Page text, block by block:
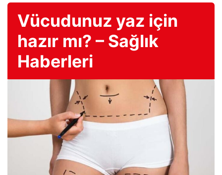
Vücudunuz yaz için
hazır mı? – Sağlık
Haberleri